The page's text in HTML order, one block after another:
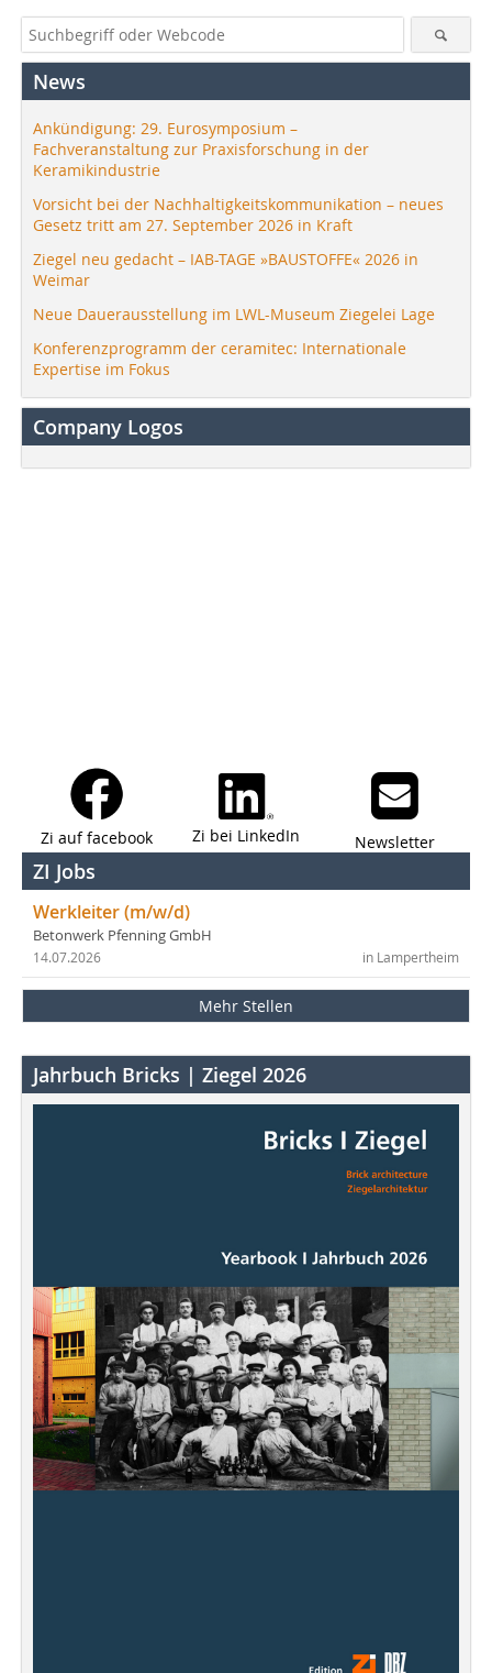
News
Ankündigung: 29. Eurosymposium –
Fachveranstaltung zur Praxisforschung in der
Keramikindustrie
Vorsicht bei der Nachhaltigkeitskommunikation – neues
Gesetz tritt am 27. September 2026 in Kraft
Ziegel neu gedacht – IAB-TAGE »BAUSTOFFE« 2026 in
Weimar
Neue Dauerausstellung im LWL-Museum Ziegelei Lage
Konferenzprogramm der ceramitec: Internationale
Expertise im Fokus
Company Logos
Zi auf facebook Zi bei LinkedIn Newsletter
ZI Jobs
Werkleiter (m/w/d)
Betonwerk Pfenning GmbH
in Lampertheim
14.07.2026
Mehr Stellen
Jahrbuch Bricks | Ziegel 2026